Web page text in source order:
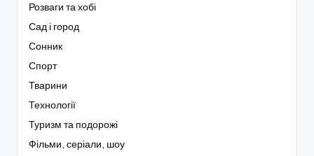
Розваги та хобі
Сад і город
Сонник
Спорт
Тварини
Технології
Туризм та подорожі
Фільми, серіали, шоу